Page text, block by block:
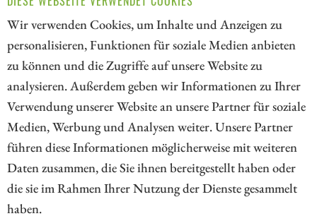
Wir verwenden Cookies, um Inhalte und Anzeigen zu
personalisieren, Funktionen für soziale Medien anbieten
zu können und die Zugriffe auf unsere Website zu
analysieren. Außerdem geben wir Informationen zu Ihrer
Verwendung unserer Website an unsere Partner für soziale
Medien, Werbung und Analysen weiter. Unsere Partner
führen diese Informationen möglicherweise mit weiteren
Daten zusammen, die Sie ihnen bereitgestellt haben oder
die sie im Rahmen Ihrer Nutzung der Dienste gesammelt
haben.
Unternehmen rund um diese Thematik vor.
ZUM KOMMENTAR
// kapitalerhoehungen.de - © 2026 - Die Informationsplattform für
Investoren und Unternehmen rund um Kapitalerhöhung, Kapitalmarkt
und Unternehmensfinanzierung